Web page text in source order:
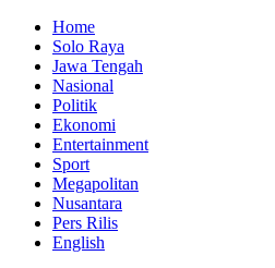
Home
Solo Raya
Jawa Tengah
Nasional
Politik
Ekonomi
Entertainment
Sport
Megapolitan
Nusantara
Pers Rilis
English